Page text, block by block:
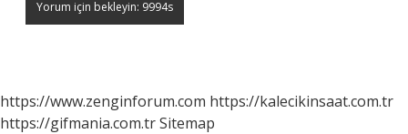
https://www.zenginforum.com https://kalecikinsaat.com.tr
https://gifmania.com.trSitemap